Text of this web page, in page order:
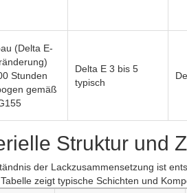
(Delta E-
Stunden
gemäß
Delta E 3 bis 5
typisch
Struktur und
der Lackzusammensetzung ist
zeigt typische Schichten und